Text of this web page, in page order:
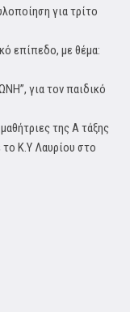
για τρίτο
επίπεδο, με θέμα:
για τον παιδικό
της Α τάξης
το Κ.Υ Λαυρίου στο